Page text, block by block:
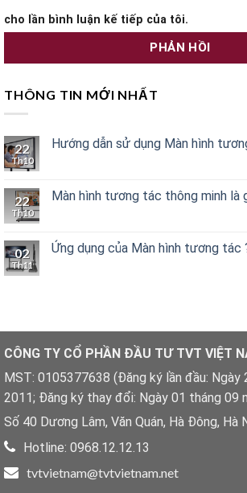
cho lần bình luận kế tiếp của tôi.
THÔNG TIN MỚI NHẤT
22
Th10
Hướng dẫn sử dụng Màn hình
22
Th10
Màn hình tương tác thông minh là
02
Th11
Ứng dụng của Màn hình tương tác
CÔNG TY CỔ PHẦN ĐẦU TƯ TVT VIỆT
MST: 0105377638 (Đăng ký lần đầu: Ngày
2011; Đăng ký thay đổi: Ngày 01 tháng 09
Số 40 Dương Lâm, Văn Quán, Hà Đông, Hà
Hotline: 0968.12.12.13
tvtvietnam@tvtvietnam.net